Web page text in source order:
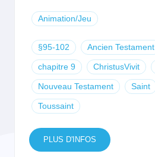
Animation/Jeu
§95-102 Ancien Testament
chapitre 9 ChristusVivit
Nouveau Testament Saint
Toussaint
PLUS D'INFOS